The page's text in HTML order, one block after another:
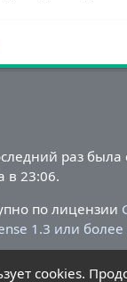
раз была
в 23:06.
по лицензии
1.3 или более
cookies.